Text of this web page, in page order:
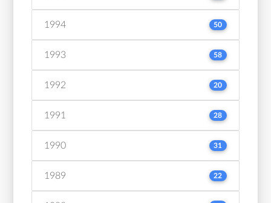
1994 50
1993 58
1992 20
1991 28
1990 31
1989 22